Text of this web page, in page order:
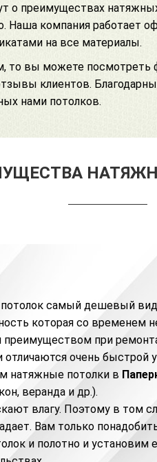
о преимуществах
Наша компания работает
на все материалы.
то вы можете посмотреть
клиентов.
нами потолков.
самый дешевый
которая со временем
преимуществом при
очень быстрой
натяжные потолки в
веранда и др.).
влагу. Поэтому в том
Вам только
и полотно и установим